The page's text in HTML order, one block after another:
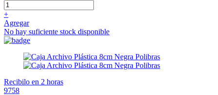
+
Agregar
No hay suficiente stock disponible
Recibilo en 2 horas
9758